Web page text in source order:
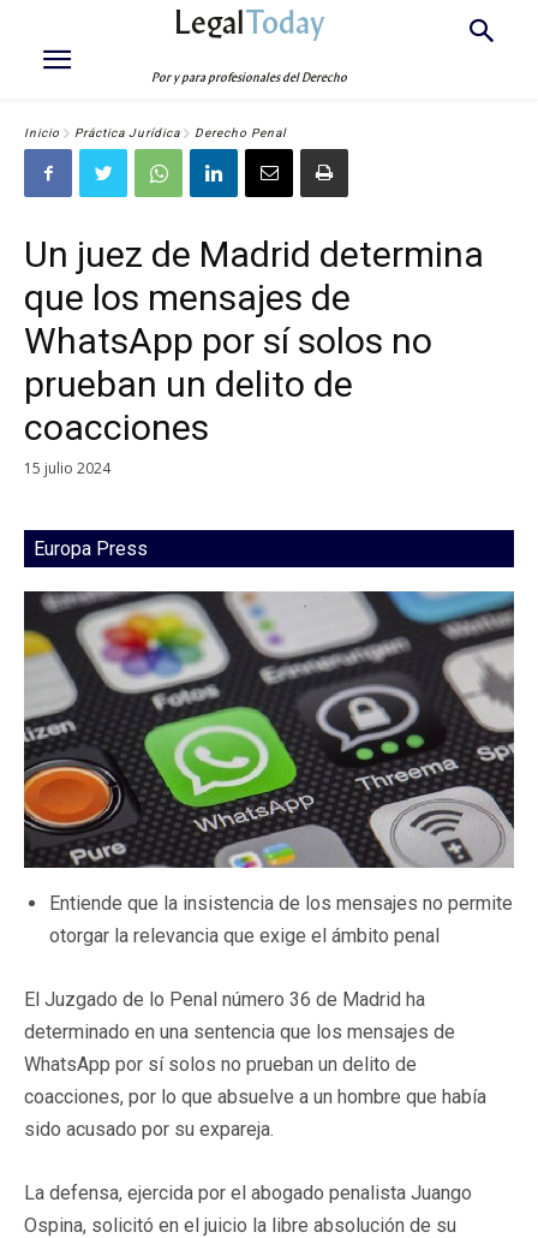
LegalToday
Por y para profesionales del Derecho
Inicio Práctica Jurídica Derecho Penal
Un juez de Madrid determina
que los mensajes de
WhatsApp por sí solos no
prueban un delito de
coacciones
15 julio 2024
Europa Press
Entiende que la insistencia de los mensajes no permite
otorgar la relevancia que exige el ámbito penal
El Juzgado de lo Penal número 36 de Madrid ha
determinado en una sentencia que los mensajes de
WhatsApp por sí solos no prueban un delito de
coacciones, por lo que absuelve a un hombre que había
sido acusado por su expareja.
La defensa, ejercida por el abogado penalista Juango
Ospina, solicitó en el juicio la libre absolución de su